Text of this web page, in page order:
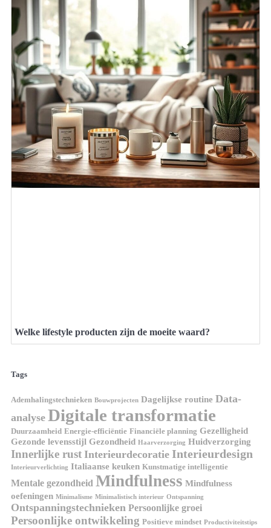
Welke lifestyle producten zijn de moeite waard?
Tags
Ademhalingstechnieken Bouwprojecten Dagelijkse routine Data-
analyse Digitale transformatie
Duurzaamheid Energie-efficiëntie Financiële planning Gezelligheid
Gezonde levensstijl Gezondheid Haarverzorging Huidverzorging
Innerlijke rust Interieurdecoratie Interieurdesign
Interieurverlichting Italiaanse keuken Kunstmatige intelligentie
Mentale gezondheid Mindfulness Mindfulness
oefeningen Minimalisme Minimalistisch interieur Ontspanning
Ontspanningstechnieken Persoonlijke groei
Persoonlijke ontwikkeling Positieve mindset Productiviteitstips